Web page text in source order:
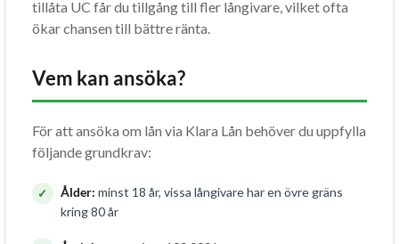
tillåta UC får du tillgång till fler långivare, vilket ofta
ökar chansen till bättre ränta.
Vem kan ansöka?
För att ansöka om lån via Klara Lån behöver du uppfylla
följande grundkrav:
Ålder: minst 18 år, vissa långivare har en övre gräns
kring 80 år